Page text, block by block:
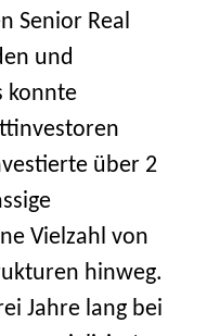
Senior Real
und
konnte
über 2
Vielzahl von
hinweg.
Jahre lang bei